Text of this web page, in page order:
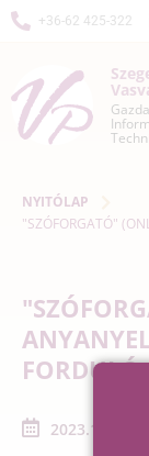
+36-62 425-322
NYITÓLAP
"SZÓFORGATÓ"
FORDULÓ
2023.10.11.